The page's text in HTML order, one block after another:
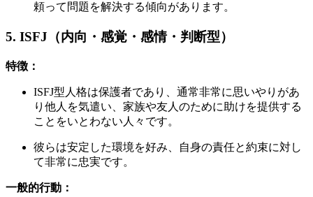
頼って問題を解決する傾向があります。
5. ISFJ（内向・感覚・感情・判断型）
特徴：
ISFJ型人格は保護者であり、通常非常に思いやりがあ
り他人を気遣い、家族や友人のために助けを提供する
ことをいとわない人々です。
彼らは安定した環境を好み、自身の責任と約束に対し
て非常に忠実です。
一般的行動：